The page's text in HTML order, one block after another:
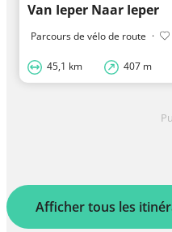
Van Ieper Naar Ieper
Parcours de vélo de route ·
45,1 km 407 m
Afficher tous les